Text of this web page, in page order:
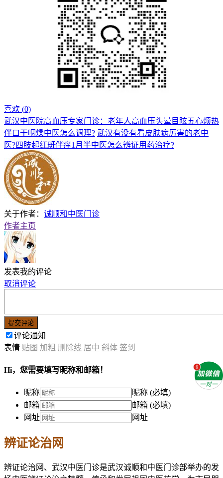
喜欢 (0)
武汉中医院高血压专家门诊：老年人高血压头晕目眩五心烦热
伴口干咽燥中医怎么调理? 武汉有没有看皮肤病厉害的老中
医?四肢起红斑伴痒1月半中医怎么辨证用药治疗?
关于作者： 诚顺和中医门诊
作者主页
发表我的评论
取消评论
提交评论
评论通知
表情 贴图 加粗 删除线 居中 斜体 签到
Hi，您需要填写昵称和邮箱！
昵称
昵称 (必填)
邮箱
邮箱 (必填)
网址
网址
辨证论治网
辨证论治网、武汉中医门诊是武汉诚顺和中医门诊部举办的发